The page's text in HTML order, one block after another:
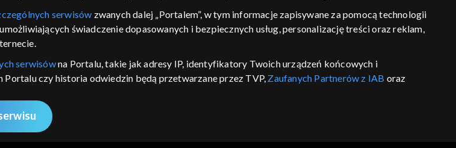
serwisów zwanych dalej „Portalem”, w tym informacje zapisywane za pomocą technologii
świadczenie dopasowanych i bezpiecznych usług, personalizację treści oraz reklam,
serwisówna Portalu, takie jak adresy IP, identyfikatory Twoich urządzeń końcowych i
czy historia odwiedzin będą przetwarzane przez TVP, Zaufanych Partnerów z IAB oraz
tworzenia profilu spersonalizowanych treści, wyboru spersonalizowanych treści, pomiaru
generowania opinii odbiorców, opracowywania i ulepszania produktów, zapewnienia
reklam lub treści, dopasowywania i połączenia źródeł danych offline, łączenia różnych